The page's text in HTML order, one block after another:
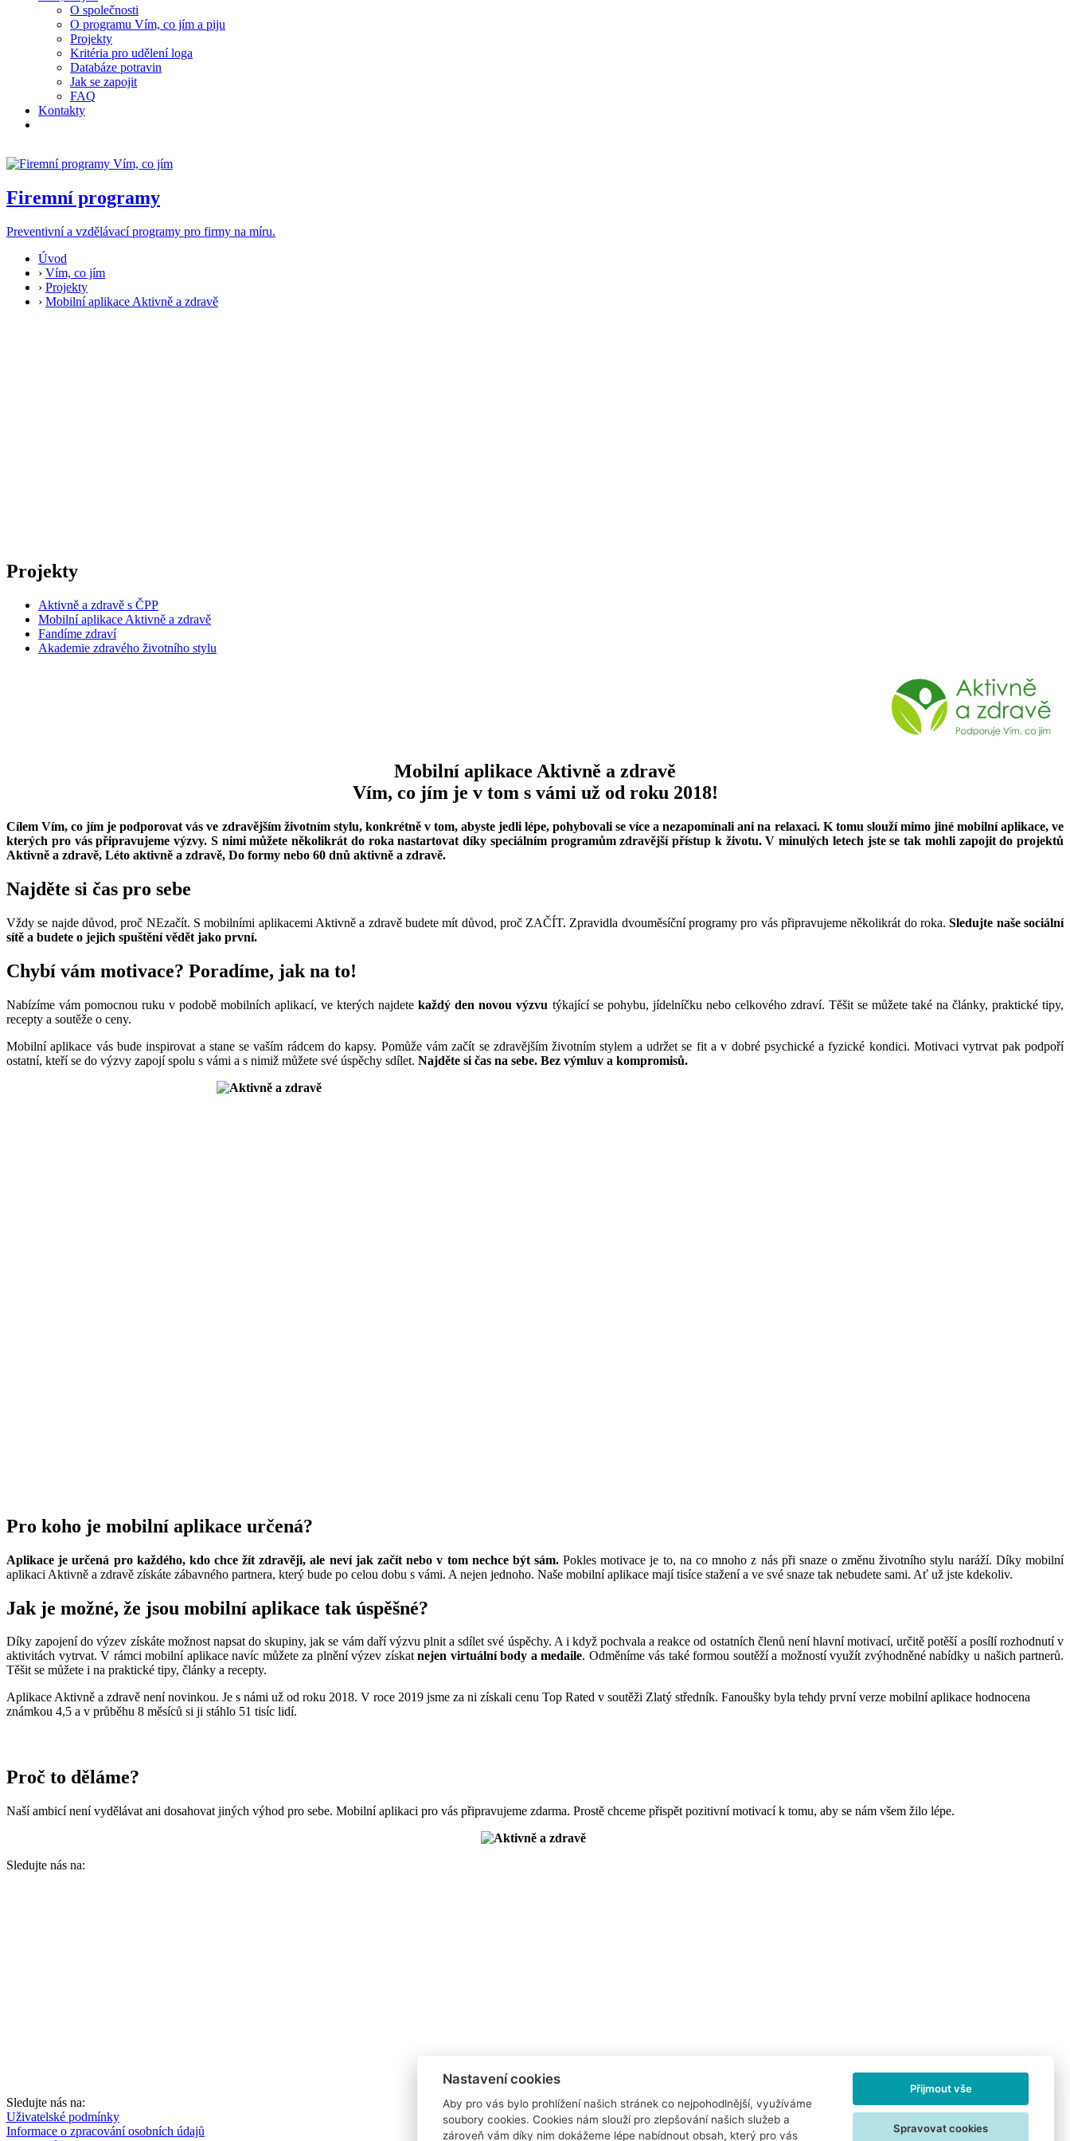
O společnosti
O programu Vím, co jím a piju
Projekty
Kritéria pro udělení loga
Databáze potravin
Jak se zapojit
FAQ
Kontakty
Firemní programy
Preventivní a vzdělávací programy pro firmy na míru.
Úvod
› Vím, co jím
› Projekty
› Mobilní aplikace Aktivně a zdravě
Projekty
Aktivně a zdravě s ČPP
Mobilní aplikace Aktivně a zdravě
Fandíme zdraví
Akademie zdravého životního stylu
Mobilní aplikace Aktivně a zdravě
Vím, co jím je v tom s vámi už od roku 2018!
Cílem Vím, co jím je podporovat vás ve zdravějším životním stylu, konkrétně v tom, abyste jedli lépe, pohybovali se více a nezapomínali ani na relaxaci. K tomu slouží mimo jiné mobilní aplikace, ve
kterých pro vás připravujeme výzvy. S nimi můžete několikrát do roka nastartovat díky speciálním programům zdravější přístup k životu. V minulých letech jste se tak mohli zapojit do projektů
Aktivně a zdravě, Léto aktivně a zdravě, Do formy nebo 60 dnů aktivně a zdravě.
Najděte si čas pro sebe
Vždy se najde důvod, proč NEzačít. S mobilními aplikacemi Aktivně a zdravě budete mít důvod, proč ZAČÍT. Zpravidla dvouměsíční programy pro vás připravujeme několikrát do roka.Sledujte naše sociální
sítě a budete o jejich spuštění vědět jako první.
Chybí vám motivace? Poradíme, jak na to!
Nabízíme vám pomocnou ruku v podobě mobilních aplikací, ve kterých najdetekaždý den novou výzvu týkající se pohybu, jídelníčku nebo celkového zdraví. Těšit se můžete také na články, praktické tipy,
recepty a soutěže o ceny.
Mobilní aplikace vás bude inspirovat a stane se vaším rádcem do kapsy. Pomůže vám začít se zdravějším životním stylem a udržet se fit a v dobré psychické a fyzické kondici. Motivaci vytrvat pak podpoří
ostatní, kteří se do výzvy zapojí spolu s vámi a s nimiž můžete své úspěchy sdílet. Najděte si čas na sebe. Bez výmluv a kompromisů.
Pro koho je mobilní aplikace určená?
Aplikace je určená pro každého, kdo chce žít zdravěji, ale neví jak začít nebo v tom nechce být sám. Pokles motivace je to, na co mnoho z nás při snaze o změnu životního stylu naráží. Díky mobilní
aplikaci Aktivně a zdravě získáte zábavného partnera, který bude po celou dobu s vámi. A nejen jednoho. Naše mobilní aplikace mají tisíce stažení a ve své snaze tak nebudete sami. Ať už jste kdekoliv.
Jak je možné, že jsou mobilní aplikace tak úspěšné?
Díky zapojení do výzev získáte možnost napsat do skupiny, jak se vám daří výzvu plnit a sdílet své úspěchy. A i když pochvala a reakce od ostatních členů není hlavní motivací, určitě potěší a posílí rozhodnutí v
aktivitách vytrvat. V rámci mobilní aplikace navíc můžete za plnění výzev získatnejen virtuální body a medaile. Odměníme vás také formou soutěží a možností využít zvýhodněné nabídky u našich partnerů.
Těšit se můžete i na praktické tipy, články a recepty.
Aplikace Aktivně a zdravě není novinkou. Je s námi už od roku 2018. V roce 2019 jsme za ni získali cenu Top Rated v soutěži Zlatý středník. Fanoušky byla tehdy první verze mobilní aplikace hodnocena
známkou 4,5 a v průběhu 8 měsíců si ji stáhlo 51 tisíc lidí.
Proč to děláme?
Naší ambicí není vydělávat ani dosahovat jiných výhod pro sebe. Mobilní aplikaci pro vás připravujeme zdarma. Prostě chceme přispět pozitivní motivací k tomu, aby se nám všem žilo lépe.
Sledujte nás na:
Sledujte nás na:
Uživatelské podmínky
Informace o zpracování osobních údajů
Nastavení cookies
Aby pro vás bylo prohlížení našich stránek co nejpohodlnější, využíváme
soubory cookies. Cookies nám slouží pro zlepšování našich služeb a
zároveň vám díky nim dokážeme lépe nabídnout obsah, který pro vás
Přijmout vše
Spravovat cookies